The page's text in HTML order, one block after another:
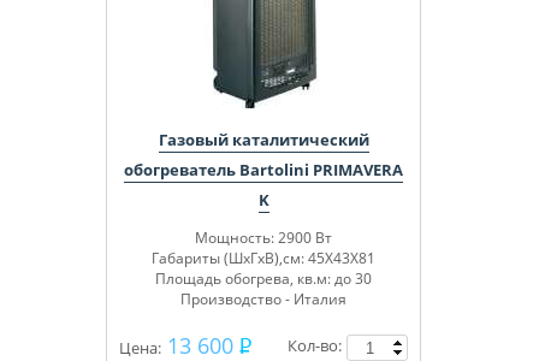
Газовый каталитический
обогреватель Bartolini PRIMAVERA
K
Мощность: 2900 Вт
Габариты (ШхГхВ),см: 45Х43Х81
Площадь обогрева, кв.м: до 30
Производство - Италия
Цена: 13 600
Кол-во: